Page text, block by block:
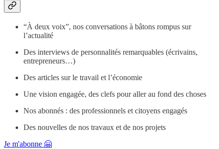
“À deux voix”, nos conversations à bâtons rompus sur
l’actualité
Des interviews de personnalités remarquables (écrivains,
entrepreneurs…)
Des articles sur le travail et l’économie
Une vision engagée, des clefs pour aller au fond des choses
Nos abonnés : des professionnels et citoyens engagés
Des nouvelles de nos travaux et de nos projets
Je m'abonne 🤗